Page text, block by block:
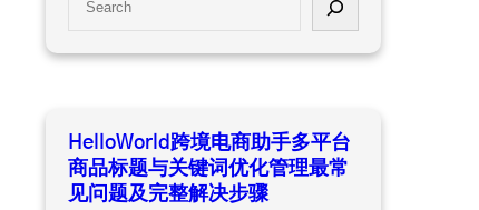
a
h
HelloWorld跨境电商助手多平台
商品标题与关键词优化管理最常
见问题及完整解决步骤